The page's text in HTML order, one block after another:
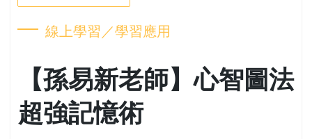
線上學習／學習應用
【孫易新老師】心智圖法
超強記憶術